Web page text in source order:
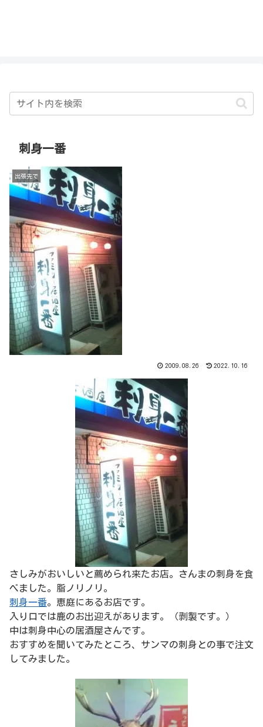
刺身一番
出張先で
2009.08.26 2022.10.16
さしみがおいしいと薦められ来たお店。さんまの刺身を食
べました。脂ノリノリ。
刺身一番。恵庭にあるお店です。
入り口では鹿のお出迎えがあります。（剥製です。）
中は刺身中心の居酒屋さんです。
おすすめを聞いてみたところ、サンマの刺身との事で注文
してみました。